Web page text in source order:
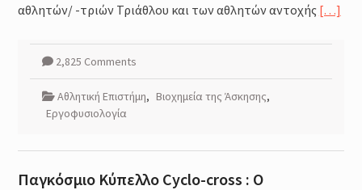
αθλητών/ -τριών Τριάθλου και των αθλητών αντοχής […]
2,825 Comments
Αθλητική Επιστήμη, Βιοχημεία της Άσκησης,
Εργοφυσιολογία
Παγκόσμιο Κύπελλo Cyclo-cross : Ο